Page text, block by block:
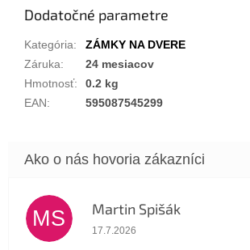
Dodatočné parametre
Kategória:
ZÁMKY NA DVERE
Záruka:
24 mesiacov
Hmotnosť:
0.2 kg
EAN: 595087545299
MS Martin Spišák
Hodnotenie obchodu je 5 z 5
17.7.2026